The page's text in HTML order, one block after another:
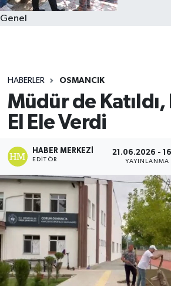
Genel
HABERLER OSMANCIK
Müdür de Katıldı,
El Ele Verdi
HABER MERKEZI
EDITÖR
21.06.2026 -
YAYINLANMA
Son Dakika Haberleri